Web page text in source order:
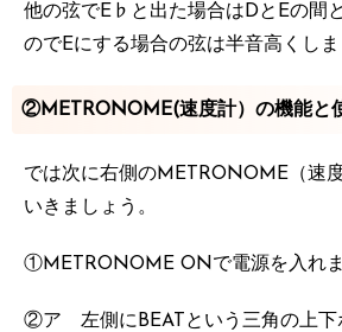
他の弦でE♭と出た場合はDとEの間
のでEにする場合の弦は半音高くしま
②METRONOME(速度計）の機能と
では次に右側のMETRONOME（速
いきましょう。
①METRONOME ONで電源を入れま
②ア 左側にBEATという三角の上下